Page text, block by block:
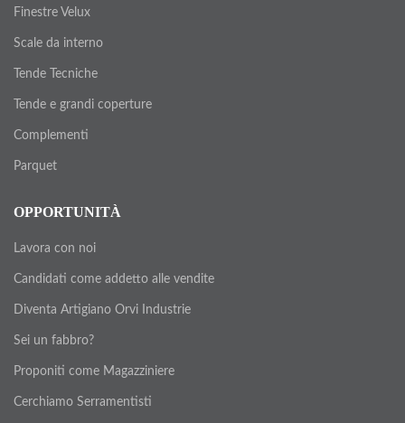
Finestre Velux
Scale da interno
Tende Tecniche
Tende e grandi coperture
Complementi
Parquet
OPPORTUNITÀ
Lavora con noi
Candidati come addetto alle vendite
Diventa Artigiano Orvi Industrie
Sei un fabbro?
Proponiti come Magazziniere
Cerchiamo Serramentisti